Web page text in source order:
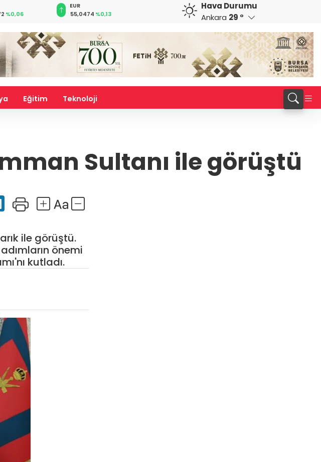
%0,06
EUR
55,0474 %0,13 %0,17
CHF
58,9388
Hava Durumu
Ankara 29 °
Eğitim Teknoloji
Sultanı ile görüştü
ile görüştü.
önemi
kutladı.